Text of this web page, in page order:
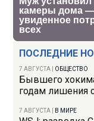
ПОСЛЕДНИЕ
7 АВГУСТА ОБЩЕСТВО
Бывшего
годам лишения
7 АВГУСТА В МИРЕ